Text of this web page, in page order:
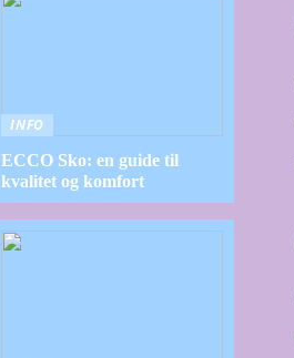
INFO
ECCO Sko: en guide til
kvalitet og komfort